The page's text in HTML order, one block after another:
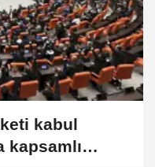
kabul
kapsamlı